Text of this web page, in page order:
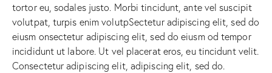
tortor eu, sodales justo. Morbi tincidunt, ante vel suscipit
volutpat, turpis enim volutpSectetur adipiscing elit, sed do
eiusm onsectetur adipiscing elit, sed do eiusm od tempor
incididunt ut labore. Ut vel placerat eros, eu tincidunt velit.
Consectetur adipiscing elit, adipiscing elit, sed do.